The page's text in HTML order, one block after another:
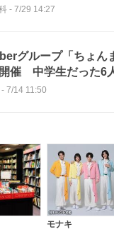
- 7/29 14:27
グループ「ちょん
催 中学生だった6
- 7/14 11:50
モナキ